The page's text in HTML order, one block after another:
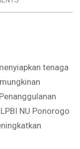
tenaga
NU Ponorogo